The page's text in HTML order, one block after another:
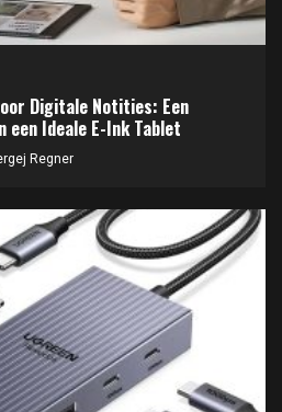
Digitale Notities: Een
een Ideale E-Ink Tablet
Regner